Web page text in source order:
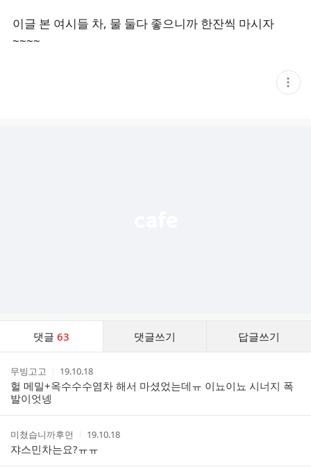
이글 본 여시들 차, 물 둘다 좋으니까 한잔씩 마시자
~~~~
현
재
댓글63 댓글쓰기 답글쓰기
트
작
성
자
무빙고고
작
성
시
19.10.18
헐 메밀+옥수수수염차 해서 마셨었는데ㅠ 이뇨이뇨 시너지 폭
발이엇넹
작
성
자
미쳤습니까후먼
작
시
간
19.10.18
쟈스민차는요?ㅠㅠ